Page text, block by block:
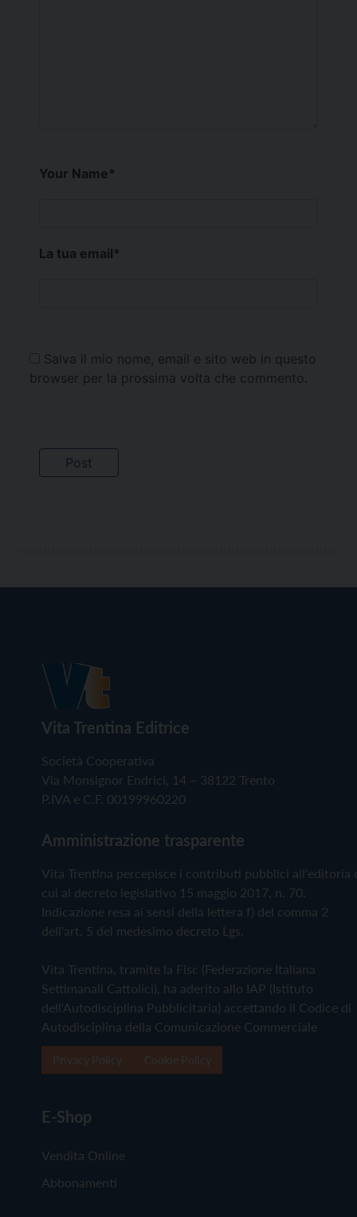
Your Name*
La tua email*
Salva il mio nome, email e sito web in questo
browser per la prossima volta che commento.
Vita Trentina Editrice
Società Cooperativa
Via Monsignor Endrici, 14 – 38122 Trento
P.IVA e C.F. 00199960220
Amministrazione trasparente
Vita Trentina percepisce i contributi pubblici all'editoria
cui al decreto legislativo 15 maggio 2017, n. 70.
Indicazione resa ai sensi della lettera f) del comma 2
dell'art. 5 del medesimo decreto Lgs.
Vita Trentina, tramite la Fisc (Federazione Italiana
Settimanali Cattolici), ha aderito allo IAP (Istituto
dell'Autodisciplina Pubblicitaria) accettando il Codice di
Autodisciplina della Comunicazione Commerciale
E-Shop
Vendita Online
Abbonamenti